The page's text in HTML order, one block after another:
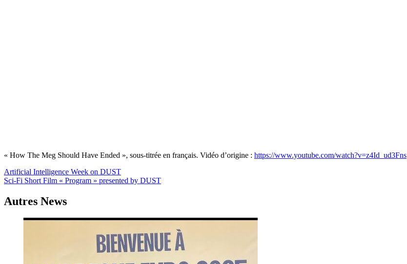
« How The Meg Should Have Ended », sous-titrée en français. Vidéo d’origine : https://www.youtube.com/watch?v=z4Id_ud3Fns
Navigation
de
l’article
Artificial Intelligence Week on DUST
Sci-Fi Short Film « Program » presented by DUST
Autres News